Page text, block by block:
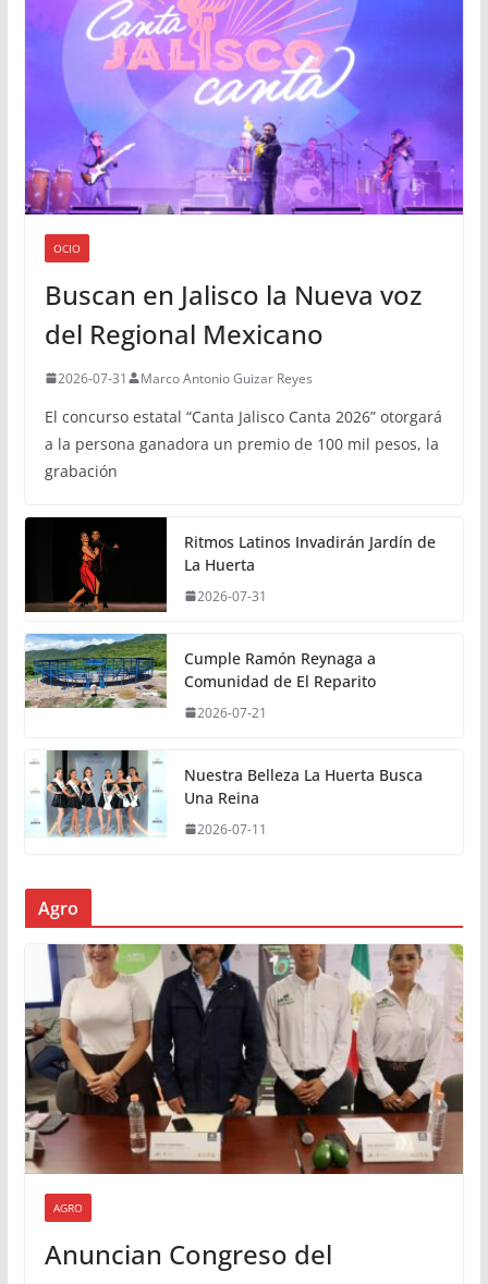
OCIO
Buscan en Jalisco la Nueva voz
del Regional Mexicano
2026-07-31 Marco Antonio Guizar Reyes
El concurso estatal “Canta Jalisco Canta 2026” otorgará
a la persona ganadora un premio de 100 mil pesos, la
grabación
Ritmos Latinos Invadirán Jardín de
La Huerta
2026-07-31
Cumple Ramón Reynaga a
Comunidad de El Reparito
2026-07-21
Nuestra Belleza La Huerta Busca
Una Reina
2026-07-11
Agro
AGRO
Anuncian Congreso del